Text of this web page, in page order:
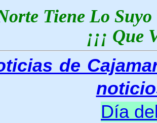
Tiene Lo
¡¡¡
de
Día